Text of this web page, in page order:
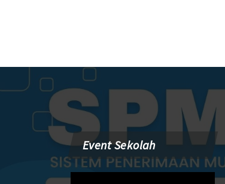
Event Sekolah
Pemutar